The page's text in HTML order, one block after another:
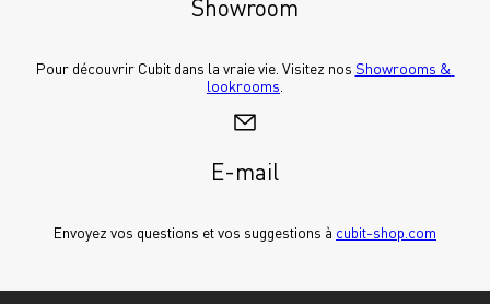
Showroom
Pour découvrir Cubit dans la vraie vie. Visitez nos Showrooms &
lookrooms
E-mail
Envoyez vos questions et vos suggestions à cubit-shop.com